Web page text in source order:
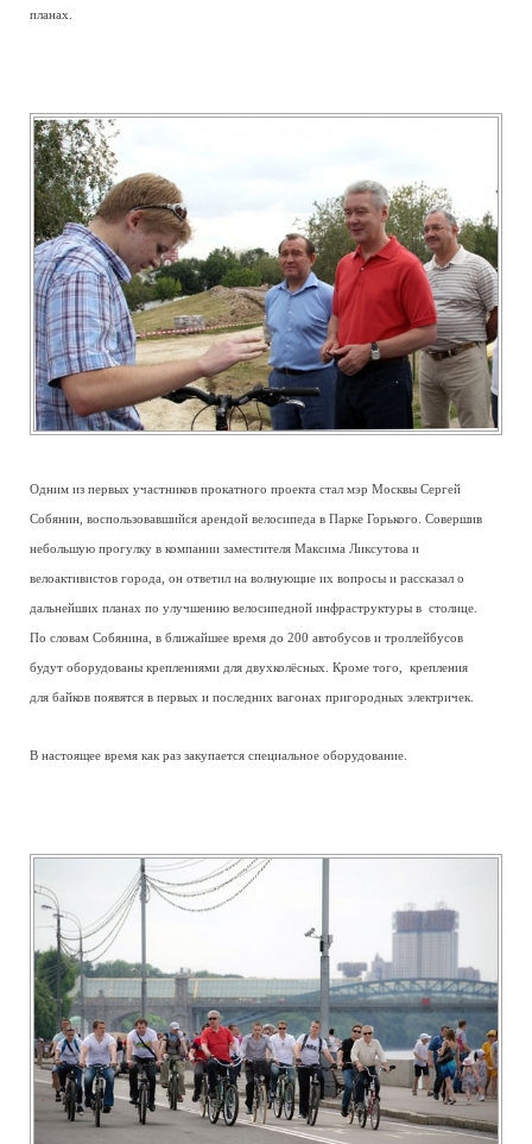
планах.
Одним из первых участников прокатного проекта стал мэр Москвы Сергей
Собянин, воспользовавшийся арендой велосипеда в Парке Горького. Совершив
небольшую прогулку в компании заместителя Максима Ликсутова и
велоактивистов города, он ответил на волнующие их вопросы и рассказал о
дальнейших планах по улучшению велосипедной инфраструктуры в столице.
По словам Собянина, в ближайшее время до 200 автобусов и троллейбусов
будут оборудованы креплениями для двухколёсных. Кроме того, крепления
для байков появятся в первых и последних вагонах пригородных электричек.
В настоящее время как раз закупается специальное оборудование.